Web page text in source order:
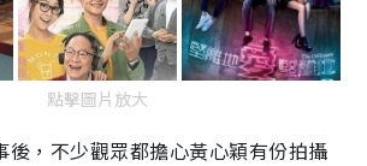
點擊圖片放大
後，不少觀眾都擔心黃心穎有份拍攝